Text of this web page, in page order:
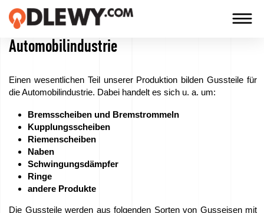
TRADYCJA
JAKOŚĆ
Firma
Technologien
Automobilindustrie
Einen wesentlichen Teil unserer Produktion bilden Gussteile für
die Automobilindustrie. Dabei handelt es sich u. a. um:
Bremsscheiben und Bremstrommeln
Kupplungsscheiben
Riemenscheiben
Naben
Schwingungsdämpfer
Ringe
andere Produkte
Die Gussteile werden aus folgenden Sorten von Gusseisen mit